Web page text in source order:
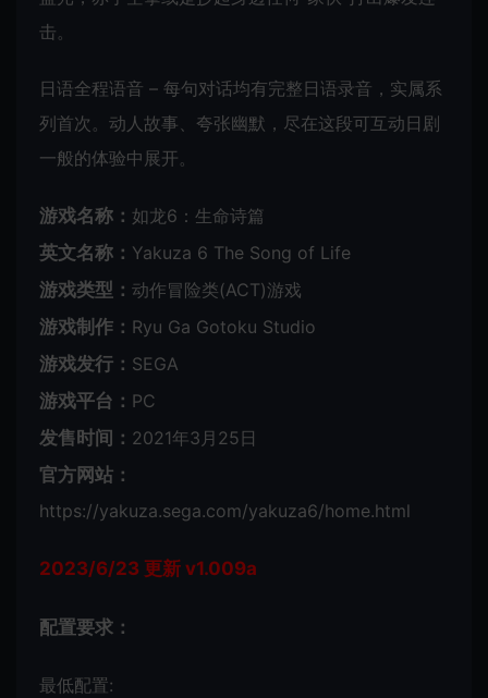
击。
日语全程语音 – 每句对话均有完整日语录音，实属系
列首次。动人故事、夸张幽默，尽在这段可互动日剧
一般的体验中展开。
游戏名称： 如龙6：生命诗篇
英文名称： Yakuza 6 The Song of Life
游戏类型： 动作冒险类(ACT)游戏
游戏制作： Ryu Ga Gotoku Studio
游戏发行： SEGA
游戏平台： PC
发售时间： 2021年3月25日
官方网站：
https://yakuza.sega.com/yakuza6/home.html
2023/6/23 更新 v1.009a
配置要求：
最低配置: